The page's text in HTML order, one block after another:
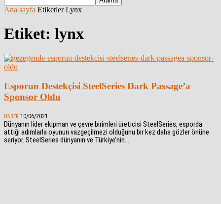
Ana sayfa Etiketler Lynx
Etiket: lynx
Esporun Destekçisi SteelSeries Dark Passage’a
Sponsor Oldu
HABER 10/06/2021
Dünyanın lider ekipman ve çevre birimleri üreticisi SteelSeries, esporda
attığı adımlarla oyunun vazgeçilmezi olduğunu bir kez daha gözler önüne
seriyor. SteelSeries dünyanın ve Türkiye’nin...